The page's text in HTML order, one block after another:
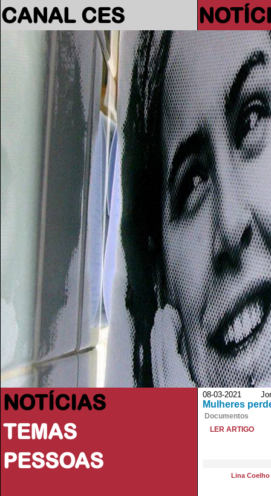
CANAL CES
NOTÍCIAS
TEMAS
PESSOAS
08-03-2021
Mulheres
Documentos
LER ARTIGO
Lina Coelho